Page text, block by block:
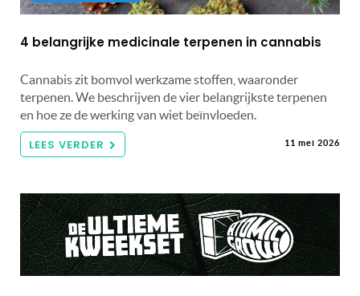
4 belangrijke medicinale terpenen in cannabis
Cannabis zit bomvol werkzame stoffen, waaronder
terpenen. We beschrijven de vier belangrijkste terpenen
en hoe ze de werking van wiet beïnvloeden.
LEES VERDER 11 mei 2026